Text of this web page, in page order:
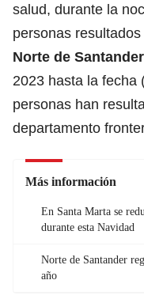
salud, durante la
personas resultados
Norte de Santander
2023 hasta la fecha
personas han
departamento
Más información
En Santa Marta se
durante esta Navidad
Norte de Santander
año